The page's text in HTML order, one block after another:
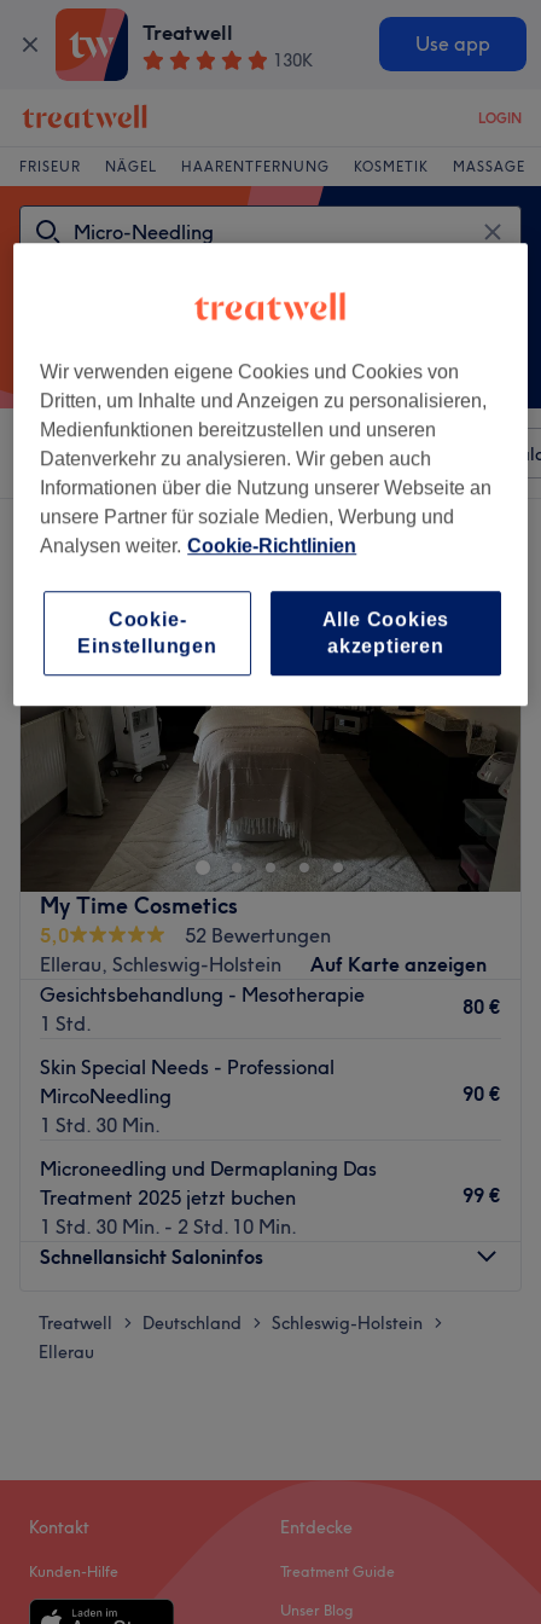
Treatwell
130K
Use app
LOGIN
FRISEUR NÄGEL HAARENTFERNUNG KOSMETIK MASSAGE
Sortieren nach Beliebiger Preis Besonderheiten
Ein Salon, der anbietet:micro-needling in Ellerau, Schleswig-Holstein
My Time Cosmetics
5,0
52 Bewertungen
Ellerau, Schleswig-Holstein
Auf Karte anzeigen
Gesichtsbehandlung - Mesotherapie
1 Std.
80 €
Skin Special Needs - Professional
MircoNeedling
1 Std. 30 Min.
90 €
Microneedling und Dermaplaning Das
Treatment 2025 jetzt buchen
1 Std. 30 Min. - 2 Std. 10 Min.
99 €
Schnellansicht Saloninfos
Montag
Geschlossen
Dienstag
hochwertigen Behandlungen verwöhnen und verschönern
Treatwell > Deutschland > Schleswig-Holstein >
Ellerau
Kontakt
Kunden-Hilfe
Entdecke
Treatment Guide
Unser Blog
Wir verwenden eigene Cookies und Cookies von
Dritten, um Inhalte und Anzeigen zu personalisieren,
Medienfunktionen bereitzustellen und unseren
Datenverkehr zu analysieren. Wir geben auch
Informationen über die Nutzung unserer Webseite an
unsere Partner für soziale Medien, Werbung und
Analysen weiter. Cookie-Richtlinien
Cookie-
Einstellungen
Alle Cookies
akzeptieren